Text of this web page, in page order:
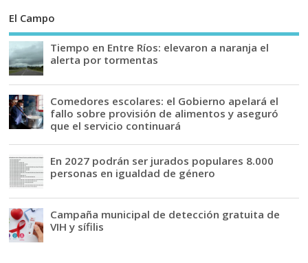
El Campo
Tiempo en Entre Ríos: elevaron a naranja el
alerta por tormentas
Comedores escolares: el Gobierno apelará el
fallo sobre provisión de alimentos y aseguró
que el servicio continuará
En 2027 podrán ser jurados populares 8.000
personas en igualdad de género
Campaña municipal de detección gratuita de
VIH y sífilis